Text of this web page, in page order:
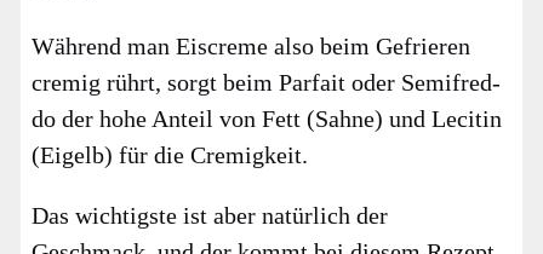
Wäh­rend man Eis­creme also beim Gefrie­ren
cre­mig rührt, sorgt beim Par­fait oder Semi­fred­
do der hohe Anteil von Fett (Sah­ne) und Leci­tin
(Eigelb) für die Cre­mig­keit.
Das wich­tigs­te ist aber natür­lich der